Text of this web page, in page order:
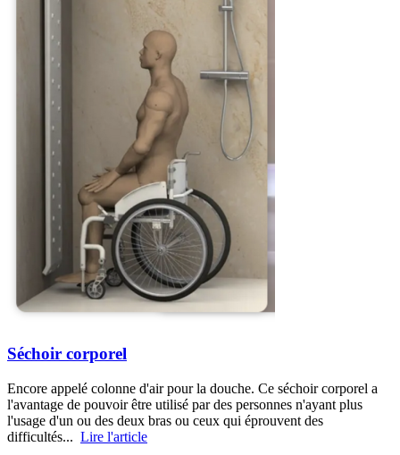
Séchoir corporel
Encore appelé colonne d'air pour la douche. Ce séchoir corporel a
l'avantage de pouvoir être utilisé par des personnes n'ayant plus
l'usage d'un ou des deux bras ou ceux qui éprouvent des
difficultés... Lire l'article